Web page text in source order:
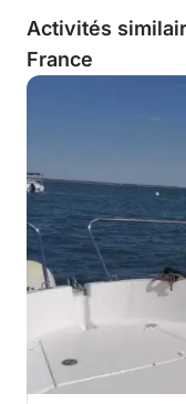
Activités
France